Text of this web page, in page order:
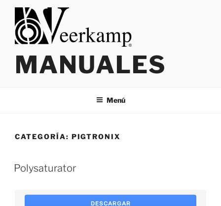
Saltar
contenido
MANUALES
Menú
CATEGORÍA: PIGTRONIX
Polysaturator
DESCARGAR